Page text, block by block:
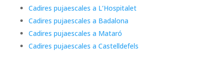
Cadires pujaescales a L’Hospitalet
Cadires pujaescales a Badalona
Cadires pujaescales a Mataró
Cadires pujaescales a Castelldefels